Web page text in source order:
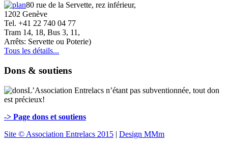
80 rue de la Servette, rez inférieur,
1202 Genève
Tel. +41 22 740 04 77
Tram 14, 18, Bus 3, 11,
Arrêts: Servette ou Poterie)
Tous les détails...
Dons & soutiens
L’Association Entrelacs n’étant pas subventionnée, tout don
est précieux!
-> Page dons et soutiens
Site © Association Entrelacs 2015 | Design MMm